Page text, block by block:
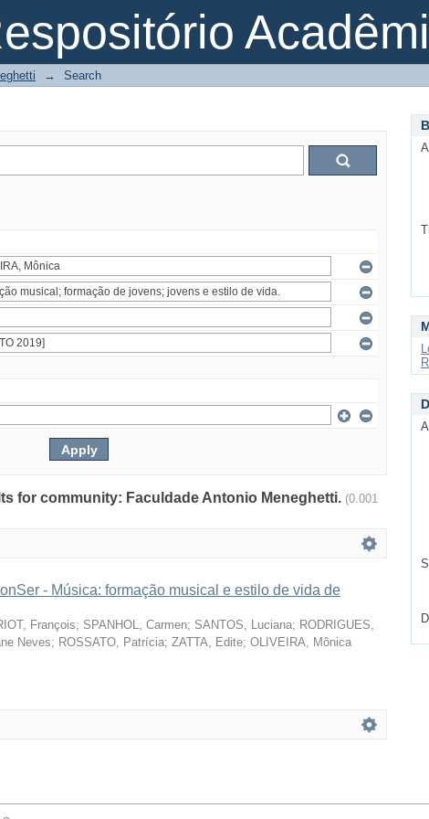
→ Search
for community: Faculdade Antonio Meneghetti. (0.001
- Música: formação musical e estilo de vida de
François; SPANHOL, Carmen; SANTOS, Luciana; RODRIGUES,
Neves; ROSSATO, Patrícia; ZATTA, Edite; OLIVEIRA, Mônica